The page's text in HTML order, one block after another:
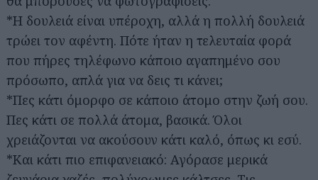
*Η δουλειά είναι υπέροχη, αλλά η πολλή δουλειά
τρώει τον αφέντη. Πότε ήταν η τελευταία φορά
που πήρες τηλέφωνο κάποιο αγαπημένο σου
πρόσωπο, απλά για να δεις τι κάνει;
*Πες κάτι όμορφο σε κάποιο άτομο στην ζωή σου.
Πες κάτι σε πολλά άτομα, βασικά. Όλοι
χρειάζονται να ακούσουν κάτι καλό, όπως κι εσύ.
*Και κάτι πιο επιφανειακό: Αγόρασε μερικά